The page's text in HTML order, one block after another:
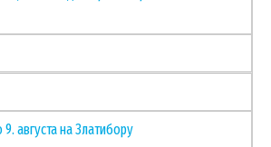
августа на Златибору